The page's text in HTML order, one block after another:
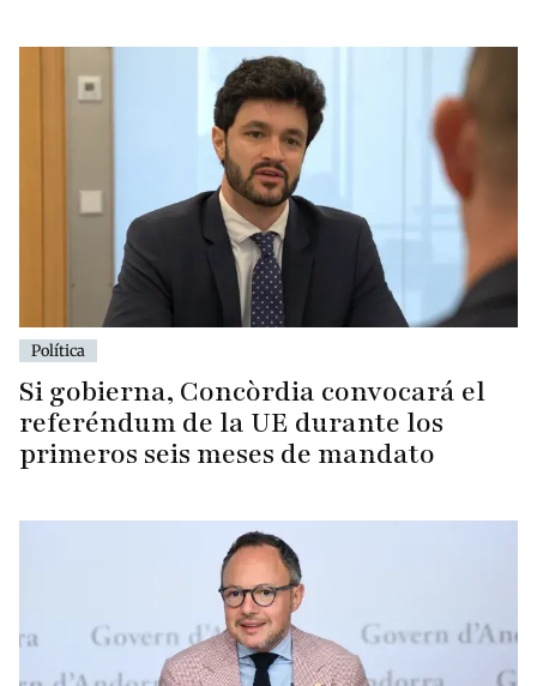
Política
Si gobierna, Concòrdia convocará el
referéndum de la UE durante los
primeros seis meses de mandato